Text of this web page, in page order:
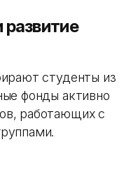
развитие
студенты из
фонды активно
работающих с